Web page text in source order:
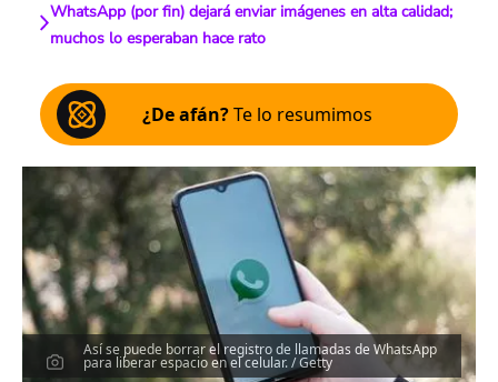
WhatsApp (por fin) dejará enviar imágenes en alta calidad;
muchos lo esperaban hace rato
¿De afán?Te lo resumimos
Así se puede borrar el registro de llamadas de WhatsApp
para liberar espacio en el celular. / Getty